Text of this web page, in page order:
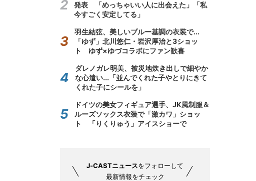
発表 「めっちゃいい人に出会えた」「私
今すごく安定してる」
羽生結弦、美しいブルー基調の衣装で...
「ゆず」北川悠仁・岩沢厚治と3ショッ
ト ゆず×ゆづコラボにファン歓喜
ダレノガレ明美、被災地炊き出しで細やか
な心遣い...「並んでくれた子やとりにきて
くれた子にシールを」
ドイツの美女フィギュア選手、JK風制服＆
ルーズソックス衣装で「激カワ」ショッ
ト 「りくりゅう」アイスショーで
J-CASTニュースをフォローして
最新情報をチェック